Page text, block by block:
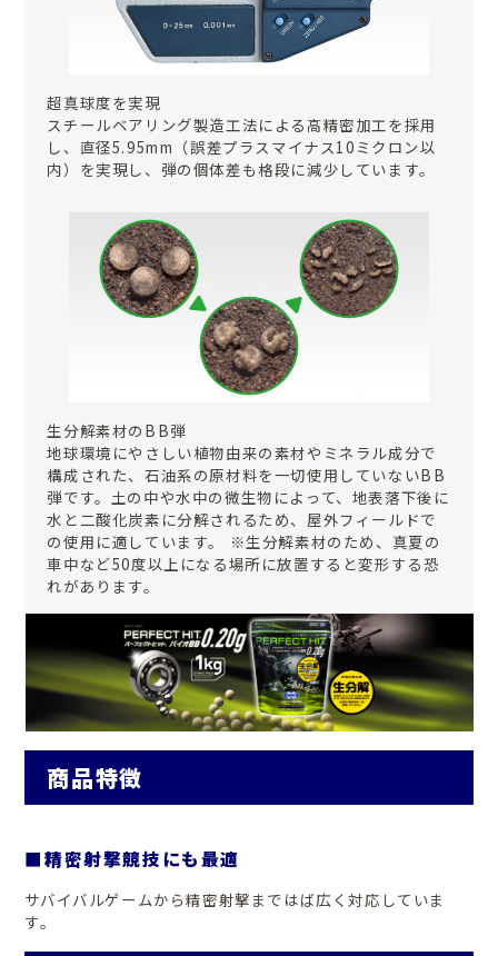
超真球度を実現
スチールベアリング製造工法による高精密加工を採用
し、直径5.95mm（誤差プラスマイナス10ミクロン以
内）を実現し、弾の個体差も格段に減少しています。
生分解素材のBB弾
地球環境にやさしい植物由来の素材やミネラル成分で
構成された、石油系の原材料を一切使用していないBB
弾です。土の中や水中の微生物によって、地表落下後に
水と二酸化炭素に分解されるため、屋外フィールドで
の使用に適しています。 ※生分解素材のため、真夏の
車中など50度以上になる場所に放置すると変形する恐
れがあります。
商品特徴
■精密射撃競技にも最適
サバイバルゲームから精密射撃まではば広く対応していま
す。